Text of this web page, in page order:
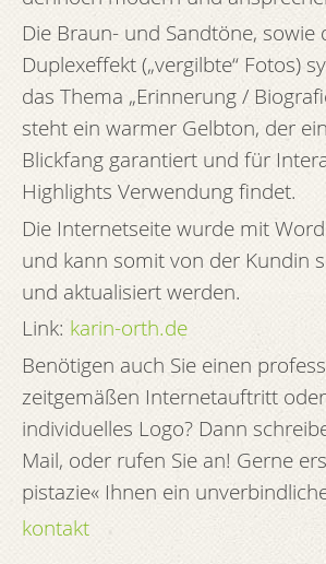
Die Braun- und Sandtöne, sowie
Duplexeffekt („vergilbte“ Fotos)
das Thema „Erinnerung /
steht ein warmer Gelbton, der
Blickfang garantiert und für
Highlights Verwendung findet.
Die Internetseite wurde mit
und kann somit von der Kundin
und aktualisiert werden.
Link: karin-orth.de
Benötigen auch Sie einen
zeitgemäßen Internetauftritt
individuelles Logo? Dann
Mail, oder rufen Sie an! Gerne
pistazie« Ihnen ein
kontakt